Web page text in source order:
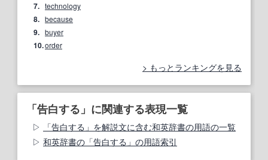
7. technology
8. because
9. buyer
10.order
もっとランキングを見る
「告白する」に関連する表現一覧
「告白する」を解説文に含む和英辞書の用語の一覧
和英辞書の「告白する」の用語索引